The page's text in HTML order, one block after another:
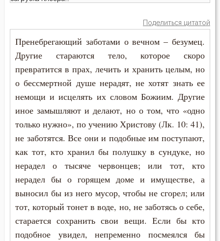
Поделиться цитатой
Пренебрегающий заботами о вечном – безумец.
Другие стараются тело, которое скоро
превратится в прах, лечить и хранить целым, но
о бессмертной душе нерадят, не хотят знать ее
немощи и исцелять их словом Божиим. Другие
иное замышляют и делают, но о том, что «одно
только нужно», по учению Христову (Лк. 10: 41),
не заботятся. Все они и подобные им поступают,
как тот, кто хранил бы полушку в сундуке, но
нерадел о тысяче червонцев; или тот, кто
нерадел бы о горящем доме и имуществе, а
выносил бы из него мусор, чтобы не сгорел; или
тот, который тонет в воде, но, не заботясь о себе,
старается сохранить свои вещи. Если бы кто
подобное увидел, непременно посмеялся бы